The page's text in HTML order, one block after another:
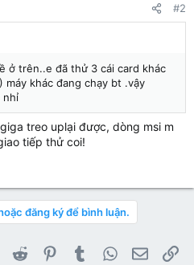
#2
ở trên..e đã thử 3 cái card khác
khác đang chạy bt .vậy
nhỉ
treo uplại được, dòng msi m
tiếp thử coi!
đăng ký để bình luận.
LinkedInReddit PinterestTumblrWhatsApp
Email